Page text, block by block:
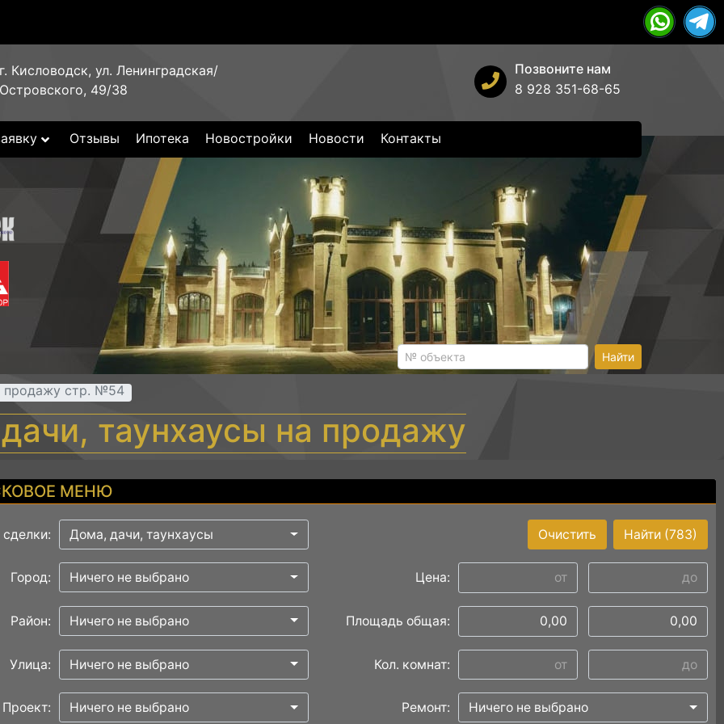
г. Кисловодск, ул. Ленинградская/
Островского, 49/38
Позвоните нам
8 928 351-68-65
Отзывы Ипотека Новостройки Новости Контакты
Найти
продажу стр. №54
таунхаусы на продажу
МЕНЮ
сделки: Дома, дачи, таунхаусы Найти (783)
Очистить
Город: Ничего не выбрано Цена:
Район: Ничего не выбрано Площадь общая:
Улица: Ничего не выбрано Кол. комнат:
Проект: Ничего не выбрано Ремонт: Ничего не выбрано